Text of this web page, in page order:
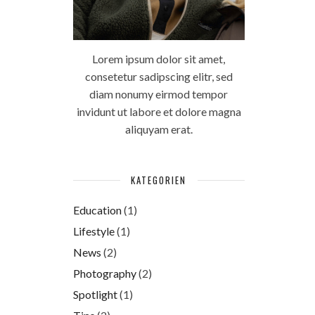
Lorem ipsum dolor sit amet,
consetetur sadipscing elitr, sed
diam nonumy eirmod tempor
invidunt ut labore et dolore magna
aliquyam erat.
KATEGORIEN
Education(1)
Lifestyle(1)
News (2)
Photography(2)
Spotlight(1)